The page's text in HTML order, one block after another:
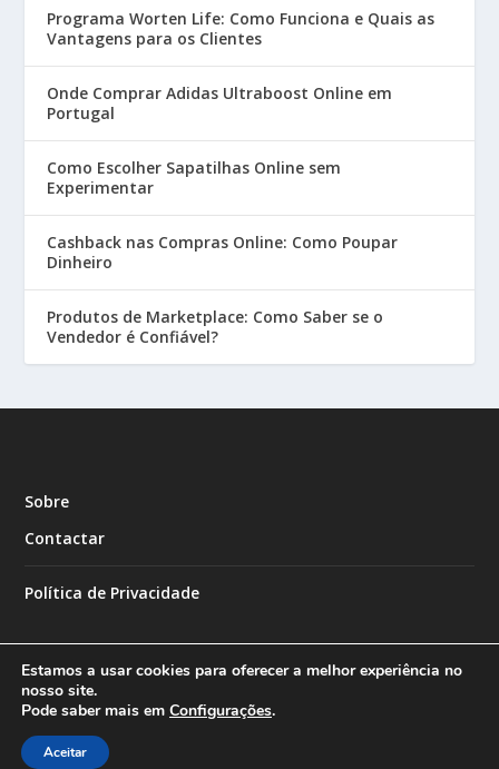
Programa Worten Life: Como Funciona e Quais as
Vantagens para os Clientes
Onde Comprar Adidas Ultraboost Online em
Portugal
Como Escolher Sapatilhas Online sem
Experimentar
Cashback nas Compras Online: Como Poupar
Dinheiro
Produtos de Marketplace: Como Saber se o
Vendedor é Confiável?
Sobre
Contactar
Política de Privacidade
Designed by
Estamos a usar cookies para oferecer a melhor experiência no
nosso site.
Pode saber mais em Configurações.
Aceitar